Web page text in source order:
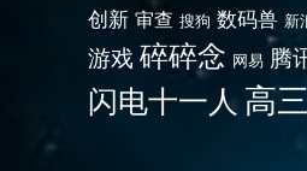
创新 审查 搜狗 数码兽 新
游戏 碎碎念 网易 腾
闪电十一人 高